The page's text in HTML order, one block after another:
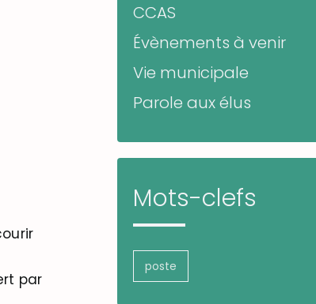
par
CCAS
Évènements à venir
Vie municipale
Parole aux élus
Mots-clefs
poste